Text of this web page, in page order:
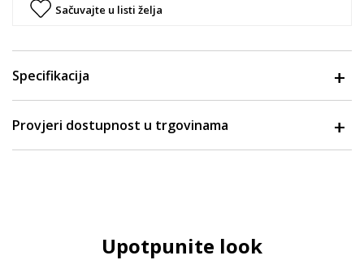
Sačuvajte u listi želja
Specifikacija
Provjeri dostupnost u trgovinama
Upotpunite look